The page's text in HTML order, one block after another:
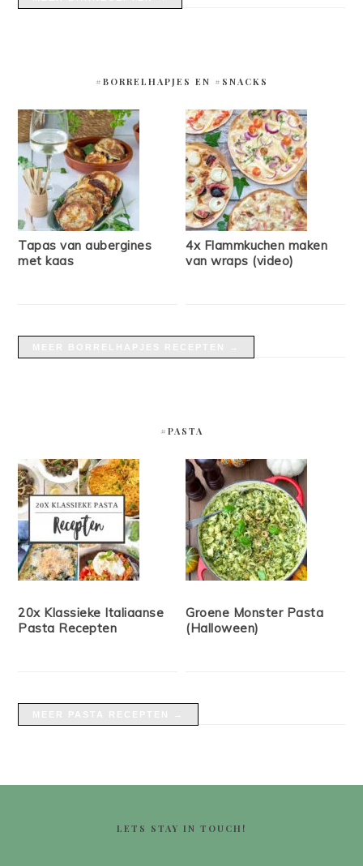
#BORRELHAPJES EN #SNACKS
Tapas van aubergines
met kaas
4x Flammkuchen maken
van wraps (video)
#PASTA
20x Klassieke Italiaanse
Pasta Recepten
Groene Monster Pasta
(Halloween)
LETS STAY IN TOUCH!